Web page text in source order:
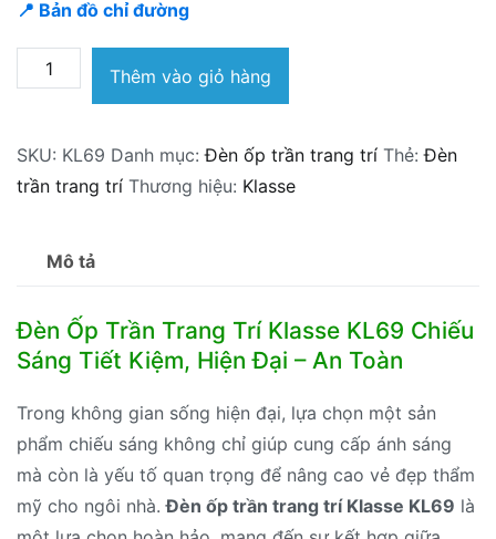
📍 Bản đồ chỉ đường
Đèn
ốp
trang
trí
Thêm vào giỏ hàng
SKU: KL69 Danh mục:Đèn ốp trần trang trí Thẻ:Đèn
trần trang trí Thương hiệu: Klasse
Mô tả
Đèn Ốp Trần Trang Trí Klasse KL69 Chiếu
Sáng Tiết Kiệm, Hiện Đại – An Toàn
Trong không gian sống hiện đại, lựa chọn một sản
phẩm chiếu sáng không chỉ giúp cung cấp ánh sáng
mà còn là yếu tố quan trọng để nâng cao vẻ đẹp thẩm
mỹ cho ngôi nhà.Đèn ốp trần trang trí Klasse KL69 là